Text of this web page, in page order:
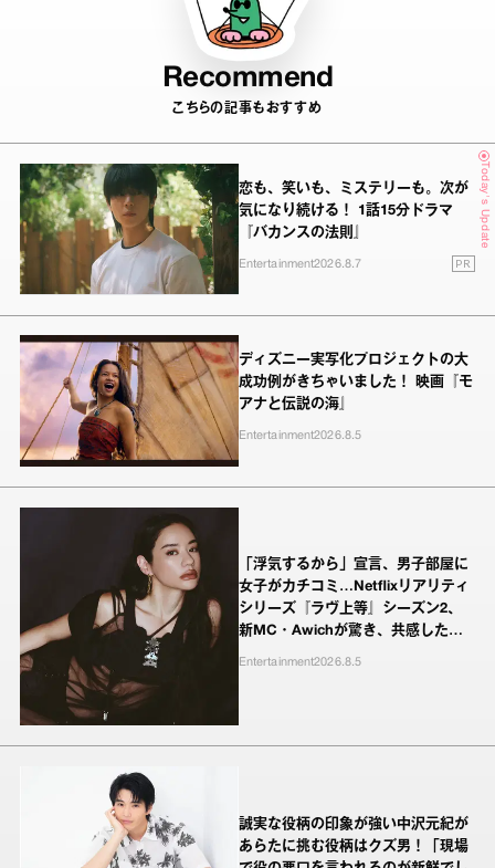
Recommend
こちらの記事もおすすめ
Today's Update
恋も、笑いも、ミステリーも。次が
気になり続ける！ 1話15分ドラマ
『バカンスの法則』
Entertainment2026.8.7 PR
ディズニー実写化プロジェクトの大
成功例がきちゃいました！ 映画『モ
アナと伝説の海』
Entertainment2026.8.5
「浮気するから」宣言、男子部屋に
女子がカチコミ…Netflixリアリティ
シリーズ『ラヴ上等』シーズン2、
新MC・Awichが驚き、共感したヤ
ンキーたちの本気の恋模様
Entertainment2026.8.5
誠実な役柄の印象が強い中沢元紀が
あらたに挑む役柄はクズ男！「現場